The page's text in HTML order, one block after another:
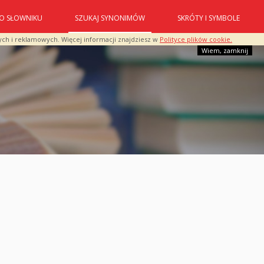
i reklamowych. Więcej informacji znajdziesz w Polityce plików cookie.
Wiem, zamknij
O SŁOWNIKU SZUKAJ SYNONIMÓW SKRÓTY I SYMBOLE